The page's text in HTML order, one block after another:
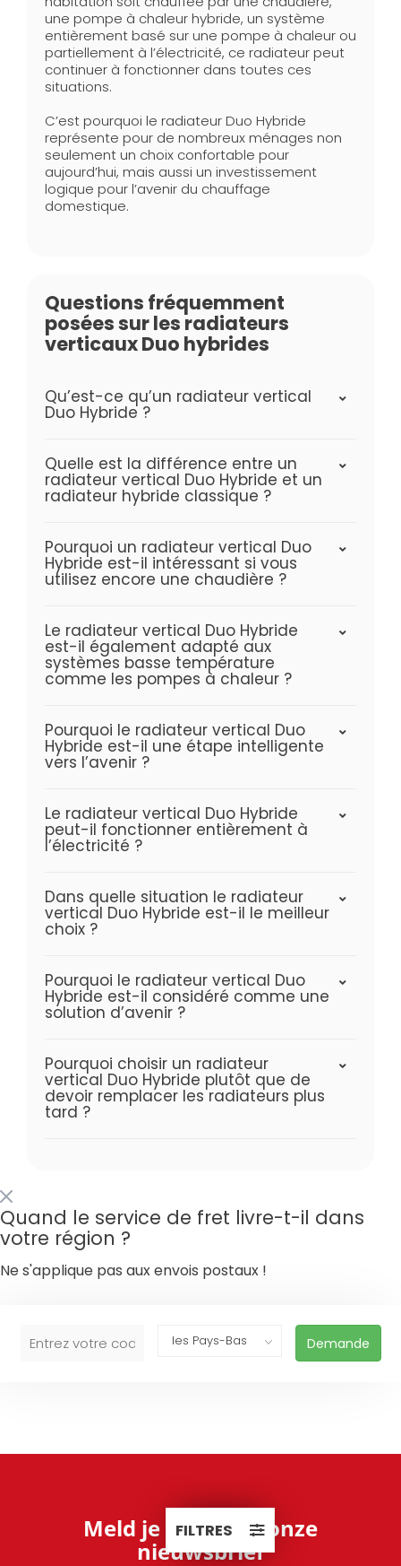
une pompe à chaleur hybride, un système
entièrement basé sur une pompe à chaleur ou
partiellement à l’électricité, ce radiateur peut
continuer à fonctionner dans toutes ces
situations.
C’est pourquoi le radiateur Duo Hybride
représente pour de nombreux ménages non
seulement un choix confortable pour
aujourd’hui, mais aussi un investissement
logique pour l’avenir du chauffage
domestique.
Questions fréquemment
posées sur les radiateurs
verticaux Duo hybrides
Qu’est-ce qu’un radiateur vertical
Duo Hybride ?
Quelle est la différence entre un
radiateur vertical Duo Hybride et un
radiateur hybride classique ?
Pourquoi un radiateur vertical Duo
Hybride est-il intéressant si vous
utilisez encore une chaudière ?
Le radiateur vertical Duo Hybride
est-il également adapté aux
systèmes basse température
comme les pompes à chaleur ?
Pourquoi le radiateur vertical Duo
Hybride est-il une étape intelligente
vers l’avenir ?
Le radiateur vertical Duo Hybride
peut-il fonctionner entièrement à
l’électricité ?
Dans quelle situation le radiateur
vertical Duo Hybride est-il le meilleur
choix ?
Pourquoi le radiateur vertical Duo
Hybride est-il considéré comme une
solution d’avenir ?
Pourquoi choisir un radiateur
vertical Duo Hybride plutôt que de
devoir remplacer les radiateurs plus
tard ?
Quand le service de fret livre-t-il dans
votre région ?
Ne s'applique pas aux envois postaux !
Demande
Meld je aan voor onze
nieuwsbrief
FILTRES